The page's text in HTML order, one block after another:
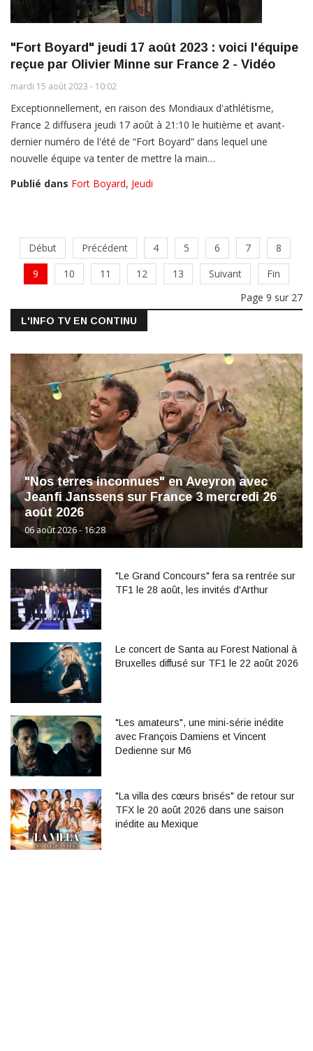
"Fort Boyard" jeudi 17 août 2023 : voici l'équipe
reçue par Olivier Minne sur France 2 - Vidéo
mardi 15 août 2023 - 10:02
Exceptionnellement, en raison des Mondiaux d'athlétisme,
France 2 diffusera jeudi 17 août à 21:10 le huitième et avant-
dernier numéro de l'été de “Fort Boyard” dans lequel une
nouvelle équipe va tenter de mettre la main…
Publié dans Fort Boyard, Jeudi
Début Précédent 4 5 6 7
8
9
10 11 12 13 Suivant
Fin
Page 9 sur 27
L'INFO TV EN CONTINU
"Nos terres inconnues" en Aveyron avec
Jeanfi Janssens sur France 3 mercredi 26
août 2026
06 août 2026 - 16:28
"Le Grand Concours" fera sa rentrée sur
TF1 le 28 août, les invités d'Arthur
Le concert de Santa au Forest National à
Bruxelles diffusé sur TF1 le 22 août 2026
"Les amateurs", une mini-série inédite
avec François Damiens et Vincent
Dedienne sur M6
"La villa des cœurs brisés" de retour sur
TFX le 20 août 2026 dans une saison
inédite au Mexique